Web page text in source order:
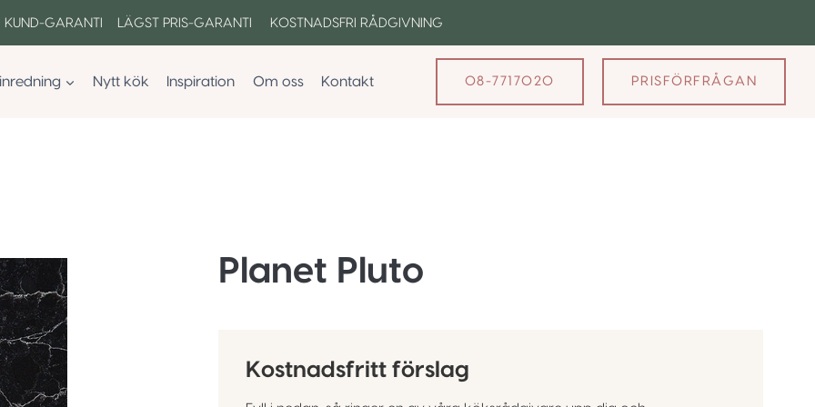
KUND-GARANTI LÄGST PRIS-GARANTI KOSTNADSFRI RÅDGIVNING
Nytt kök Inspiration Om oss Kontakt 08-7717020 PRISFÖRFRÅGAN
Planet Pluto
Kostnadsfritt förslag